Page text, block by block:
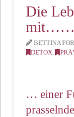
Die
mit……
BETTINA
DETOX,
… einer